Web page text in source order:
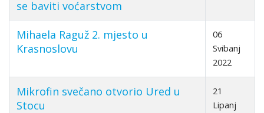
se baviti voćarstvom
Mihaela Raguž 2. mjesto u
Krasnoslovu
06
Svibanj
2022
Mikrofin svečano otvorio Ured u
Stocu
21
Lipanj